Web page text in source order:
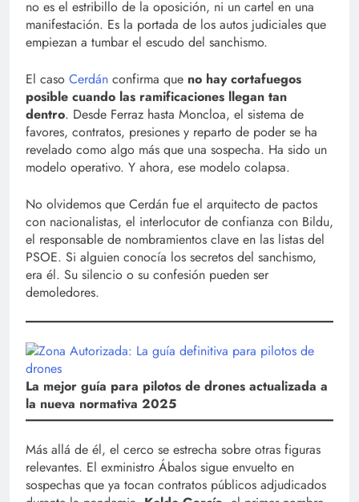
no es el estribillo de la oposición, ni un cartel en una
manifestación. Es la portada de los autos judiciales que
empiezan a tumbar el escudo del sanchismo.
El caso Cerdán confirma que no hay cortafuegos
posible cuando las ramificaciones llegan tan
dentro. Desde Ferraz hasta Moncloa, el sistema de
favores, contratos, presiones y reparto de poder se ha
revelado como algo más que una sospecha. Ha sido un
modelo operativo. Y ahora, ese modelo colapsa.
No olvidemos que Cerdán fue el arquitecto de pactos
con nacionalistas, el interlocutor de confianza con Bildu,
el responsable de nombramientos clave en las listas del
PSOE. Si alguien conocía los secretos del sanchismo,
era él. Su silencio o su confesión pueden ser
demoledores.
La mejor guía para pilotos de drones actualizada a
la nueva normativa 2025
Más allá de él, el cerco se estrecha sobre otras figuras
relevantes. El exministro Ábalos sigue envuelto en
sospechas que ya tocan contratos públicos adjudicados